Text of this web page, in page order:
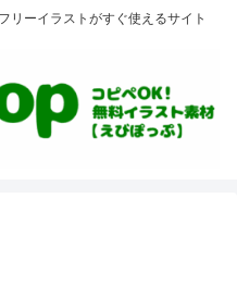
ラストがすぐ使えるサイト